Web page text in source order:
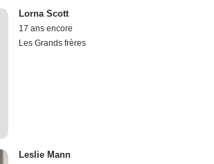
Lorna Scott
17 ans encore
Les Grands frères
Leslie Mann